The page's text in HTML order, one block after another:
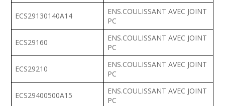
ECS29130140A14
ENS.COULISSANT AVEC JOINT
PC
ECS29160
ENS.COULISSANT AVEC JOINT
PC
ECS29210
ENS.COULISSANT AVEC JOINT
PC
ECS29400500A15
ENS.COULISSANT AVEC JOINT
PC